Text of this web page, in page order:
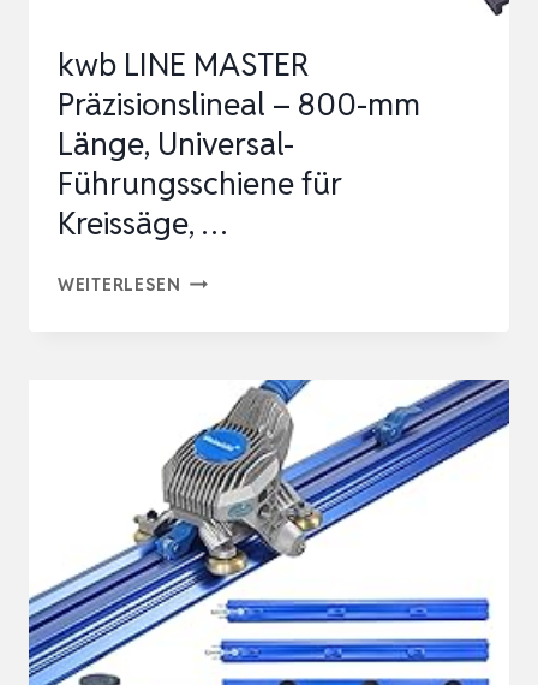
kwb LINE MASTER
Präzisionslineal – 800-mm
Länge, Universal-
Führungsschiene für
Kreissäge, …
WEITERLESEN KWB
PRÄZISIONSLINEAL
800-
MM
LÄNGE,
UNIVERSAL-
FÜHRUNGSSCHIENE
FÜR
KREISSÄGE,